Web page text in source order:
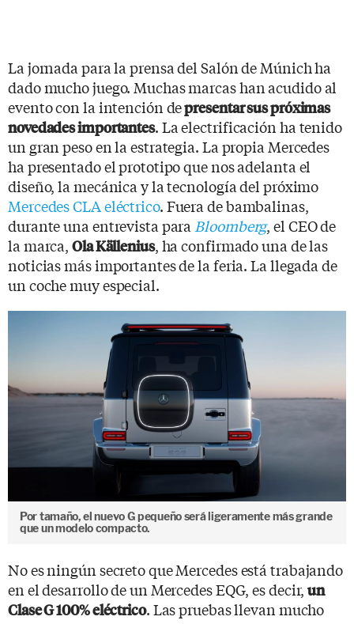
La jornada para la prensa del Salón de Múnich ha
dado mucho juego. Muchas marcas han acudido al
evento con la intención depresentar sus próximas
novedades importantes. La electrificación ha tenido
un gran peso en la estrategia. La propia Mercedes
ha presentado el prototipo que nos adelanta el
diseño, la mecánica y la tecnología del próximo
Mercedes CLA eléctrico. Fuera de bambalinas,
durante una entrevista para Bloomberg, el CEO de
la marca,Ola Källenius, ha confirmado una de las
noticias más importantes de la feria. La llegada de
un coche muy especial.
Por tamaño, el nuevo G pequeño será ligeramente más grande
que un modelo compacto.
No es ningún secreto que Mercedes está trabajando
en el desarrollo de un Mercedes EQG, es decir,un
Clase G 100% eléctrico. Las pruebas llevan mucho